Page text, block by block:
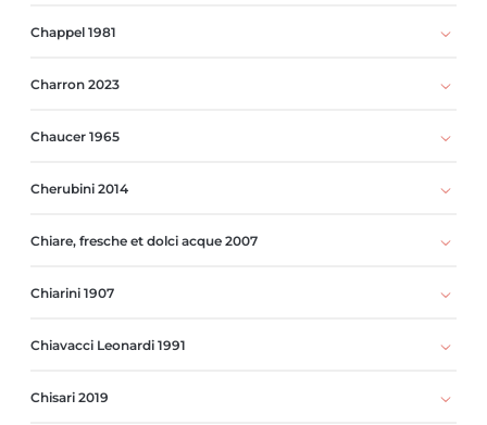
Chappel 1981
Charron 2023
Chaucer 1965
Cherubini 2014
Chiare, fresche et dolci acque 2007
Chiarini 1907
Chiavacci Leonardi 1991
Chisari 2019